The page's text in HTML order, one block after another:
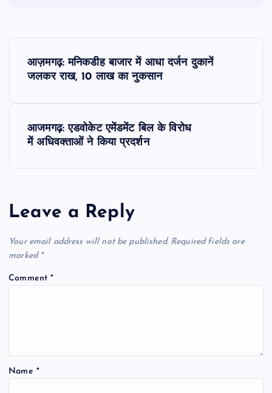
a
v
i
i
आज़मगढ़: मनिकडीह बाजार में आधा दर्जन दुकानें
जलकर राख, 10 लाख का नुकसान
आजमगढ़: एडवोकेट एमेंडमेंट बिल के विरोध
में अधिवक्ताओं ने किया प्रदर्शन
Leave a Reply
Your email address will not be published. Required fields are
marked *
Comment*
Name *